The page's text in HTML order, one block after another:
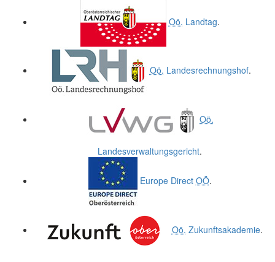
Oö. Landtag.
Oö. Landesrechnungshof.
Oö.
Landesverwaltungsgericht.
Europe Direct OÖ.
Oö. Zukunftsakademie.